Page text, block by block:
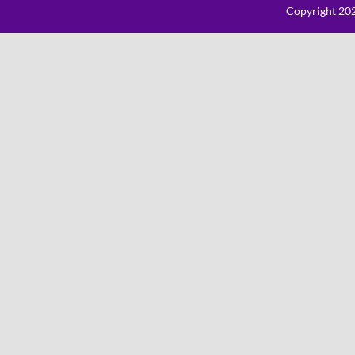
Copyright